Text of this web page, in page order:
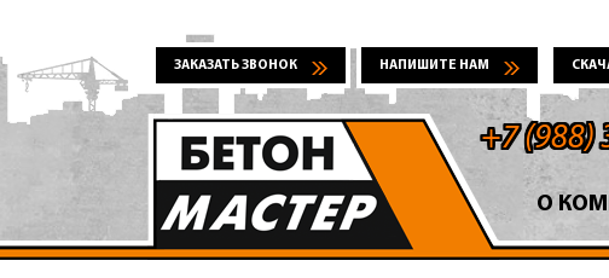
ЗАКАЗАТЬ ЗВОНОК НАПИШИТЕ НАМ
+7 (988)
О